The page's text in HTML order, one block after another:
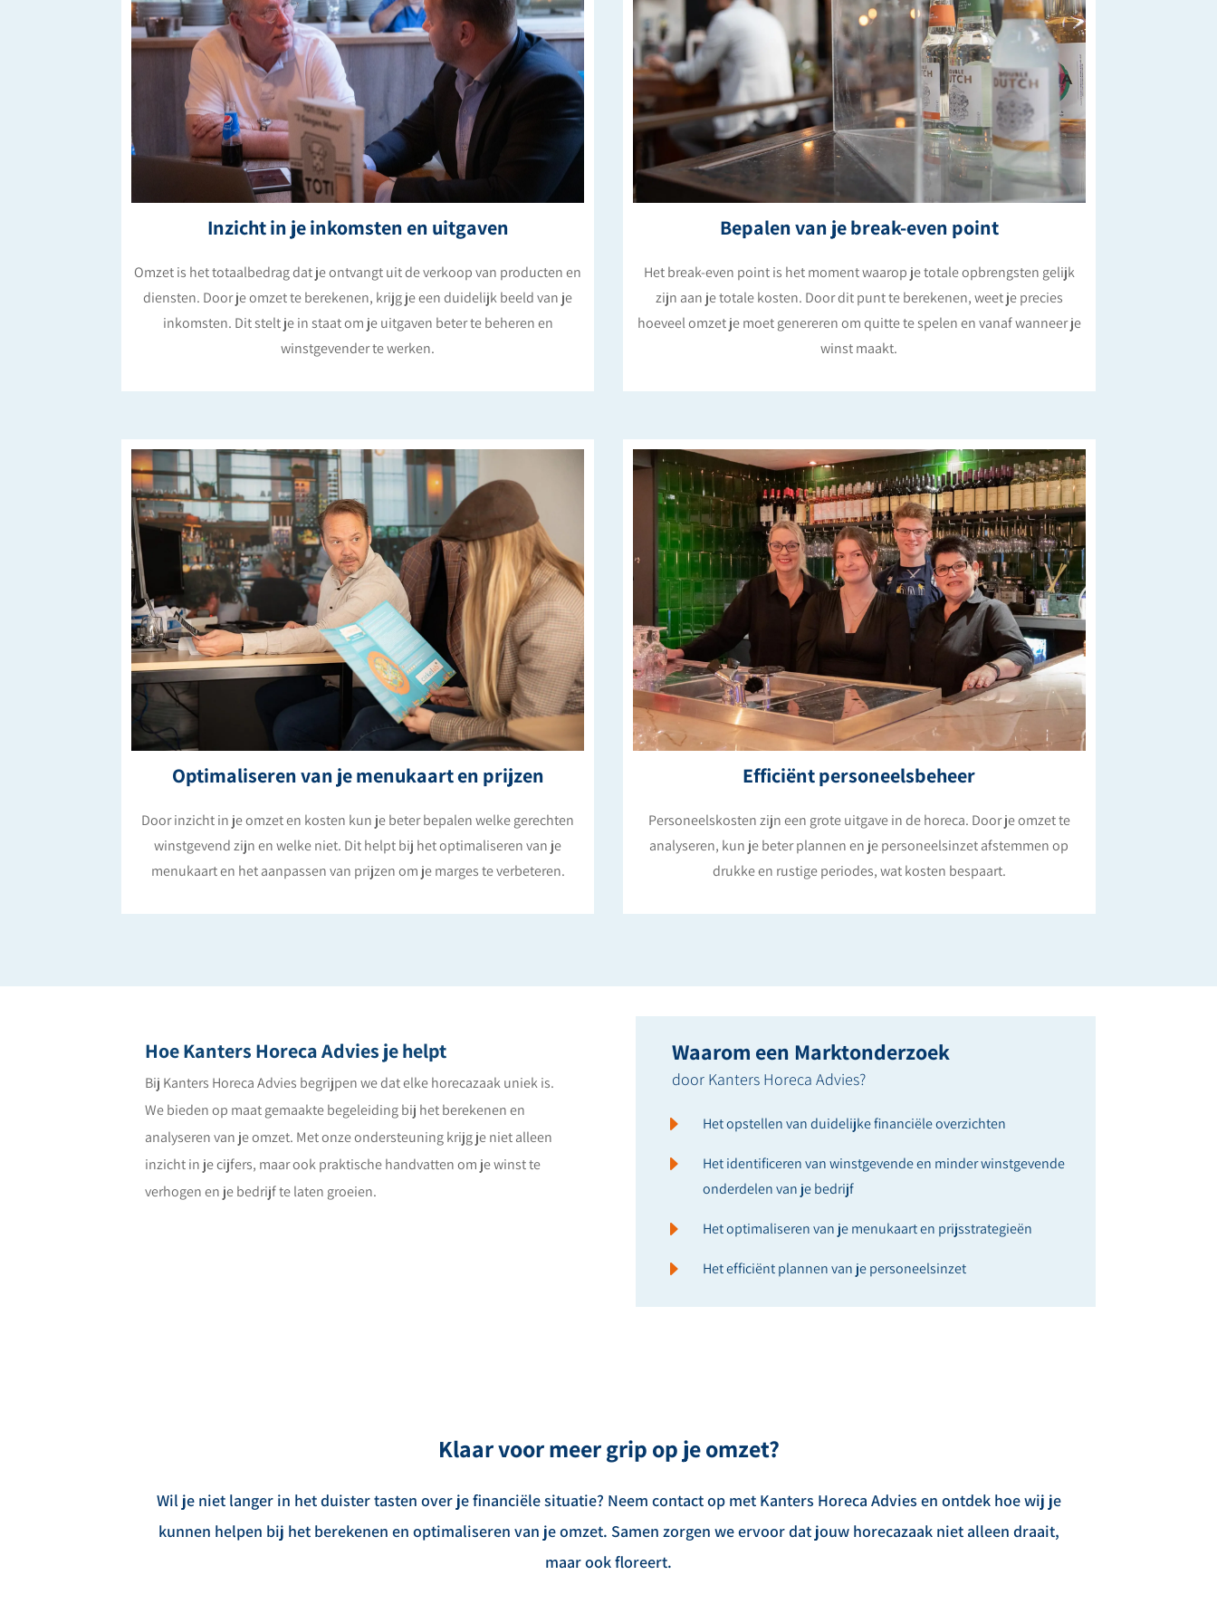
Inzicht in je inkomsten en uitgaven
Omzet is het totaalbedrag dat je ontvangt uit de verkoop van producten en
diensten. Door je omzet te berekenen, krijg je een duidelijk beeld van je
inkomsten. Dit stelt je in staat om je uitgaven beter te beheren en
winstgevender te werken.
Bepalen van je break-even point
Het break-even point is het moment waarop je totale opbrengsten gelijk
zijn aan je totale kosten. Door dit punt te berekenen, weet je precies
hoeveel omzet je moet genereren om quitte te spelen en vanaf wanneer je
winst maakt.
Optimaliseren van je menukaart en prijzen
Door inzicht in je omzet en kosten kun je beter bepalen welke gerechten
winstgevend zijn en welke niet. Dit helpt bij het optimaliseren van je
menukaart en het aanpassen van prijzen om je marges te verbeteren.
Efficiënt personeelsbeheer
Personeelskosten zijn een grote uitgave in de horeca. Door je omzet te
analyseren, kun je beter plannen en je personeelsinzet afstemmen op
drukke en rustige periodes, wat kosten bespaart.
Hoe Kanters Horeca Advies je helpt
Bij Kanters Horeca Advies begrijpen we dat elke horecazaak uniek is.
We bieden op maat gemaakte begeleiding bij het berekenen en
analyseren van je omzet. Met onze ondersteuning krijg je niet alleen
inzicht in je cijfers, maar ook praktische handvatten om je winst te
verhogen en je bedrijf te laten groeien.
Waarom een Marktonderzoek
door Kanters Horeca Advies?
E Het opstellen van duidelijke financiële overzichten
E
Het identificeren van winstgevende en minder winstgevende
onderdelen van je bedrijf
E Het optimaliseren van je menukaart en prijsstrategieën
E Het efficiënt plannen van je personeelsinzet
Klaar voor meer grip op je omzet?
Wil je niet langer in het duister tasten over je financiële situatie? Neem contact op met Kanters Horeca Advies en ontdek hoe wij je
kunnen helpen bij het berekenen en optimaliseren van je omzet. Samen zorgen we ervoor dat jouw horecazaak niet alleen draait,
maar ook floreert.